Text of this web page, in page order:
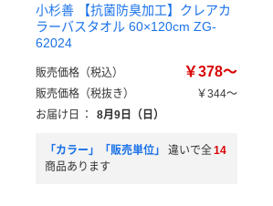
小杉善 【抗菌防臭加工】クレアカ
ラーバスタオル 60×120cm ZG-
62024
販売価格（税込） ￥378～
販売価格（税抜き）
￥344～
お届け日
： 8月9日（日）
「カラー」「販売単位」 違いで全14
商品あります